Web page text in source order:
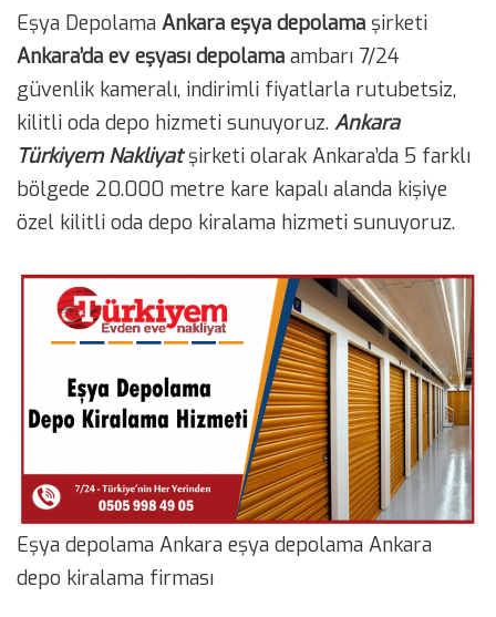
Eşya Depolama Ankara eşya depolama şirketi
Ankara’da ev eşyası depolama ambarı 7/24
güvenlik kameralı, indirimli fiyatlarla rutubetsiz,
kilitli oda depo hizmeti sunuyoruz. Ankara
Türkiyem Nakliyatşirketi olarak Ankara’da 5 farklı
bölgede 20.000 metre kare kapalı alanda kişiye
özel kilitli oda depo kiralama hizmeti sunuyoruz.
Eşya depolama Ankara eşya depolama Ankara
depo kiralama firması